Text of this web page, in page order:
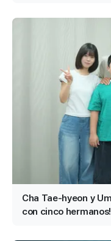
Cha Tae-hyeon y
con cinco